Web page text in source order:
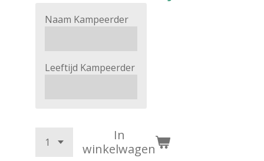
Naam Kampeerder
Leeftijd Kampeerder
In
winkelwagen